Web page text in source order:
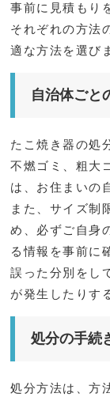
事前に見積もり
それぞれの方法
適な方法を選び
自治体ごと
たこ焼き器の処
不燃ゴミ、粗大
は、お住まいの
また、サイズ制
め、必ずご自身
る情報を事前に
誤った分別をし
が発生したりす
処分の手続
処分方法は、方